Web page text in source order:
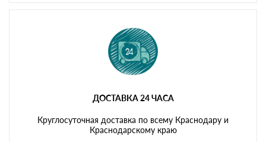
ДОСТАВКА 24 ЧАСА
Круглосуточная доставка по всему Краснодару и
Краснодарскому краю